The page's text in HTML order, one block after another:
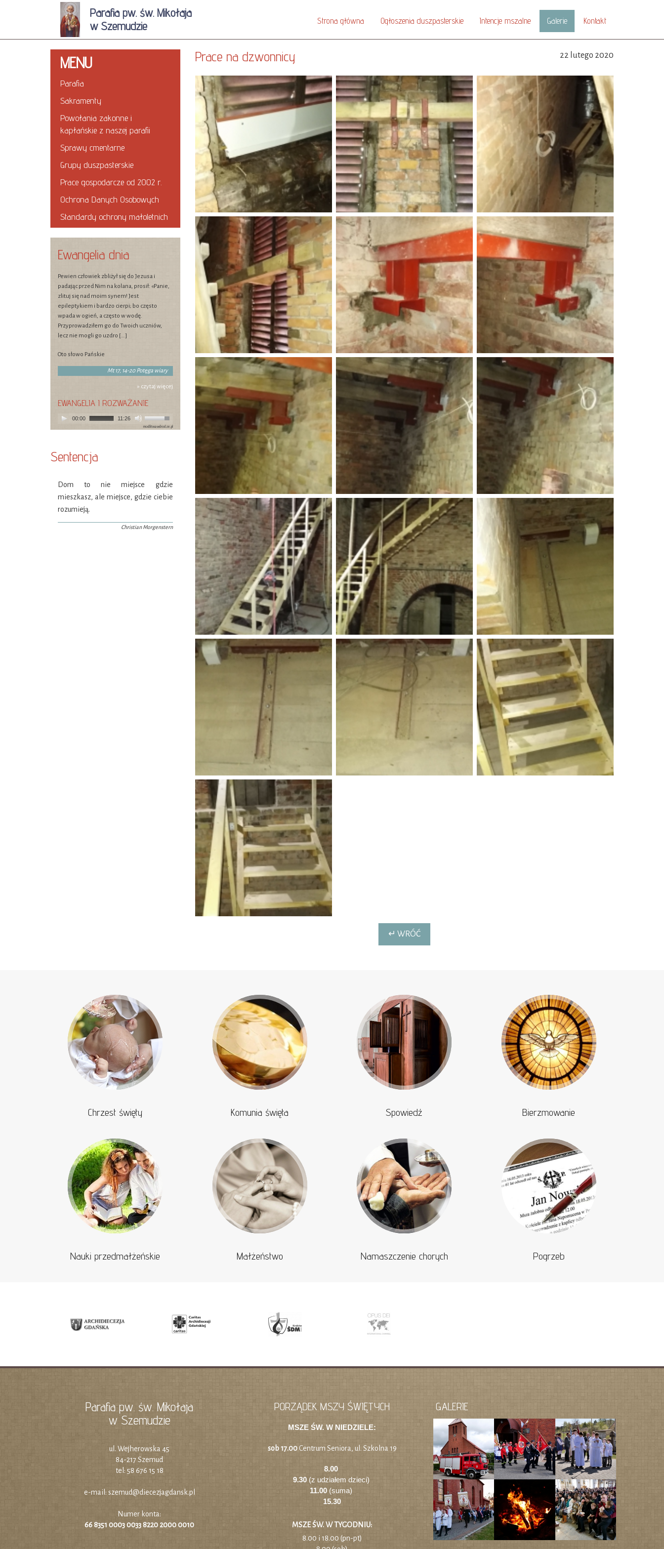
Parafia pw. św. Mikołaja
w Szemudzie
Strona główna Ogłoszenia duszpasterskie Intencje mszalne Galerie Kontakt
MENU
Parafia
Sakramenty
Powołania zakonne i
kapłańskie z naszej parafii
Sprawy cmentarne
Grupy duszpasterskie
Prace gospodarcze od 2002 r.
Ochrona Danych Osobowych
Standardy ochrony małoletnich
Ewangelia dnia
Pewien człowiek zbliżył się do Jezusa i
padając przed Nim na kolana, prosił: «Panie,
zlituj się nad moim synem! Jest
epileptykiem i bardzo cierpi; bo często
wpada w ogień, a często w wodę.
Przyprowadziłem go do Twoich uczniów,
lecz nie mogli go uzdro […]
Oto słowo Pańskie
Mt 17, 14-20 Potęga wiary
» czytaj więcej
EWANGELIA I ROZWAŻANIE
00:00 11:26
modlitwawdrodze.pl
Sentencja
Dom to nie miejsce gdzie
mieszkasz, ale miejsce, gdzie ciebie
rozumieją.
Christian Morgenstern
22 lutego 2020
Prace na dzwonnicy
↵ WRÓĆ
Chrzest święty Komunia święta Spowiedź Bierzmowanie
Nauki przedmałżeńskie Małżeństwo Namaszczenie chorych Pogrzeb
Parafia pw. św. Mikołaja
w Szemudzie
ul. Wejherowska 45
84-217 Szemud
tel: 58 676 15 18
e-mail: szemud@diecezjagdansk.pl
Numer konta:
66 8351 0003 0033 8220 2000 0010
PORZĄDEK MSZY ŚWIĘTYCH
MSZE ŚW. W NIEDZIELE:
sob 17.00Centrum Seniora, ul. Szkolna 19
8.00
9.30(z udziałem dzieci)
11.00 (suma)
15.30
MSZE ŚW. W TYGODNIU:
8.00 i 18.00 (pn-pt)
GALERIE